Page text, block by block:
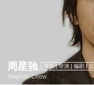
周星驰 演员 | 导演 | 编剧 | 监
Stephen Chow